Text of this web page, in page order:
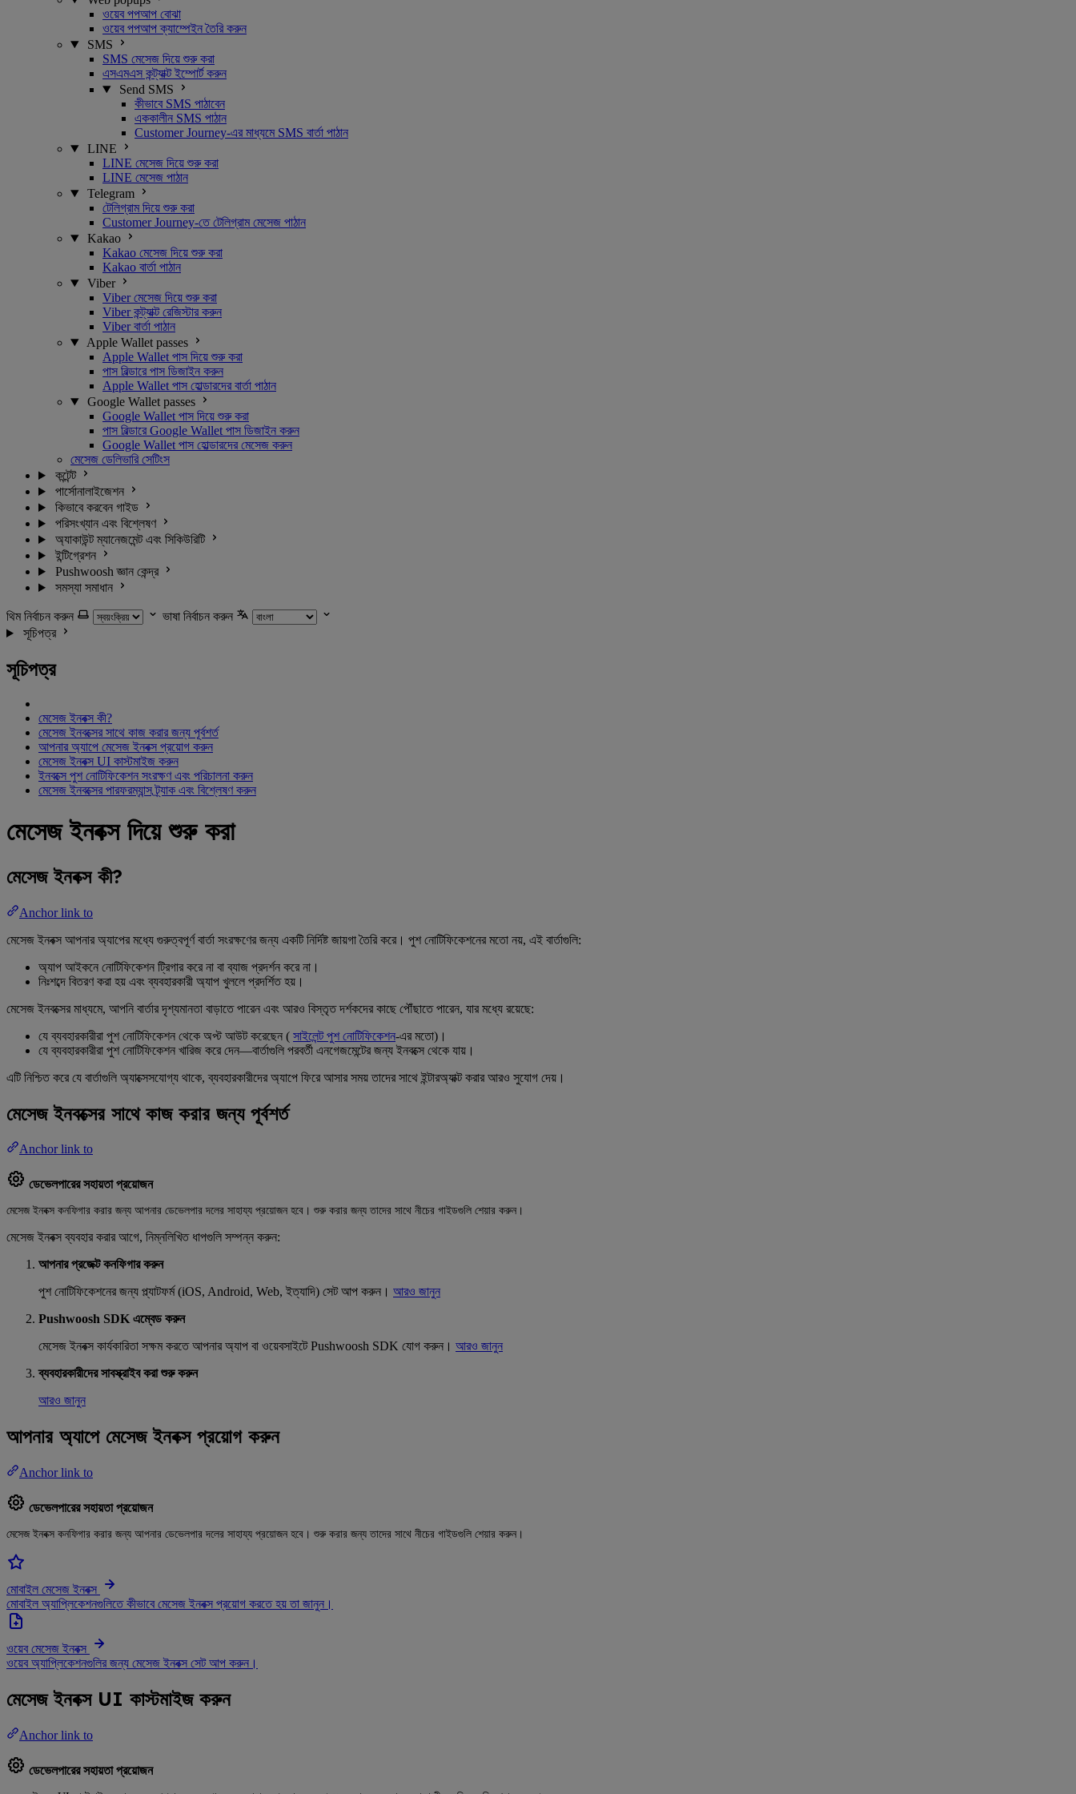
ওয়েব পপআপ বোঝা
ওয়েব পপআপ ক্যাম্পেইন তৈরি করুন
SMS
SMS মেসেজ দিয়ে শুরু করা
এসএমএস কন্ট্যাক্ট ইম্পোর্ট করুন
Send SMS
কীভাবে SMS পাঠাবেন
এককালীন SMS পাঠান
Customer Journey-এর মাধ্যমে SMS বার্তা পাঠান
LINE
LINE মেসেজ দিয়ে শুরু করা
LINE মেসেজ পাঠান
Telegram
টেলিগ্রাম দিয়ে শুরু করা
Customer Journey-তে টেলিগ্রাম মেসেজ পাঠান
Kakao
Kakao মেসেজ দিয়ে শুরু করা
Kakao বার্তা পাঠান
Viber
Viber মেসেজ দিয়ে শুরু করা
Viber কন্ট্যাক্ট রেজিস্টার করুন
Viber বার্তা পাঠান
Apple Wallet passes
Apple Wallet পাস দিয়ে শুরু করা
পাস বিল্ডারে পাস ডিজাইন করুন
Apple Wallet পাস হোল্ডারদের বার্তা পাঠান
Google Wallet passes
Google Wallet পাস দিয়ে শুরু করা
পাস বিল্ডারে Google Wallet পাস ডিজাইন করুন
Google Wallet পাস হোল্ডারদের মেসেজ করুন
মেসেজ ডেলিভারি সেটিংস
কন্টেন্ট
পার্সোনালাইজেশন
কিভাবে করবেন গাইড
পরিসংখ্যান এবং বিশ্লেষণ
অ্যাকাউন্ট ম্যানেজমেন্ট এবং সিকিউরিটি
ইন্টিগ্রেশন
Pushwoosh জ্ঞান কেন্দ্র
সমস্যা সমাধান
থিম নির্বাচন করুন
ভাষা নির্বাচন করুন
সূচিপত্র
সূচিপত্র
মেসেজ ইনবক্স কী?
মেসেজ ইনবক্সের সাথে কাজ করার জন্য পূর্বশর্ত
আপনার অ্যাপে মেসেজ ইনবক্স প্রয়োগ করুন
মেসেজ ইনবক্স UI কাস্টমাইজ করুন
ইনবক্সে পুশ নোটিফিকেশন সংরক্ষণ এবং পরিচালনা করুন
মেসেজ ইনবক্সের পারফরম্যান্স ট্র্যাক এবং বিশ্লেষণ করুন
মেসেজ ইনবক্স দিয়ে শুরু করা
মেসেজ ইনবক্স কী?
Anchor link to
মেসেজ ইনবক্স আপনার অ্যাপের মধ্যে গুরুত্বপূর্ণ বার্তা সংরক্ষণের জন্য একটি নির্দিষ্ট জায়গা তৈরি করে। পুশ নোটিফিকেশনের মতো নয়, এই বার্তাগুলি:
অ্যাপ আইকনে নোটিফিকেশন ট্রিগার করে না বা ব্যাজ প্রদর্শন করে না।
নিঃশব্দে বিতরণ করা হয় এবং ব্যবহারকারী অ্যাপ খুললে প্রদর্শিত হয়।
মেসেজ ইনবক্সের মাধ্যমে, আপনি বার্তার দৃশ্যমানতা বাড়াতে পারেন এবং আরও বিস্তৃত দর্শকদের কাছে পৌঁছাতে পারেন, যার মধ্যে রয়েছে:
যে ব্যবহারকারীরা পুশ নোটিফিকেশন থেকে অপ্ট আউট করেছেন ( সাইলেন্ট পুশ নোটিফিকেশন-এর মতো)।
যে ব্যবহারকারীরা পুশ নোটিফিকেশন খারিজ করে দেন—বার্তাগুলি পরবর্তী এনগেজমেন্টের জন্য ইনবক্সে থেকে যায়।
এটি নিশ্চিত করে যে বার্তাগুলি অ্যাক্সেসযোগ্য থাকে, ব্যবহারকারীদের অ্যাপে ফিরে আসার সময় তাদের সাথে ইন্টারঅ্যাক্ট করার আরও সুযোগ দেয়।
মেসেজ ইনবক্সের সাথে কাজ করার জন্য পূর্বশর্ত
Anchor link to
ডেভেলপারের সহায়তা প্রয়োজন
মেসেজ ইনবক্স কনফিগার করার জন্য আপনার ডেভেলপার দলের সাহায্য প্রয়োজন হবে। শুরু করার জন্য তাদের সাথে নীচের গাইডগুলি শেয়ার করুন।
মেসেজ ইনবক্স ব্যবহার করার আগে, নিম্নলিখিত ধাপগুলি সম্পন্ন করুন:
আপনার প্রজেক্ট কনফিগার করুন
পুশ নোটিফিকেশনের জন্য প্ল্যাটফর্ম (iOS, Android, Web, ইত্যাদি) সেট আপ করুন। আরও জানুন
Pushwoosh SDK এম্বেড করুন
মেসেজ ইনবক্স কার্যকারিতা সক্ষম করতে আপনার অ্যাপ বা ওয়েবসাইটে Pushwoosh SDK যোগ করুন। আরও জানুন
ব্যবহারকারীদের সাবস্ক্রাইব করা শুরু করুন
আরও জানুন
আপনার অ্যাপে মেসেজ ইনবক্স প্রয়োগ করুন
Anchor link to
ডেভেলপারের সহায়তা প্রয়োজন
মেসেজ ইনবক্স কনফিগার করার জন্য আপনার ডেভেলপার দলের সাহায্য প্রয়োজন হবে। শুরু করার জন্য তাদের সাথে নীচের গাইডগুলি শেয়ার করুন।
মোবাইল মেসেজ ইনবক্স
মোবাইল অ্যাপ্লিকেশনগুলিতে কীভাবে মেসেজ ইনবক্স প্রয়োগ করতে হয় তা জানুন।
ওয়েব মেসেজ ইনবক্স
ওয়েব অ্যাপ্লিকেশনগুলির জন্য মেসেজ ইনবক্স সেট আপ করুন।
মেসেজ ইনবক্স UI কাস্টমাইজ করুন
Anchor link to
ডেভেলপারের সহায়তা প্রয়োজন